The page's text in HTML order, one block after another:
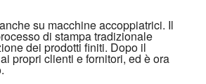
su macchine accoppiatrici. Il
di stampa tradizionale
dei prodotti finiti. Dopo il
propri clienti e fornitori, ed è ora